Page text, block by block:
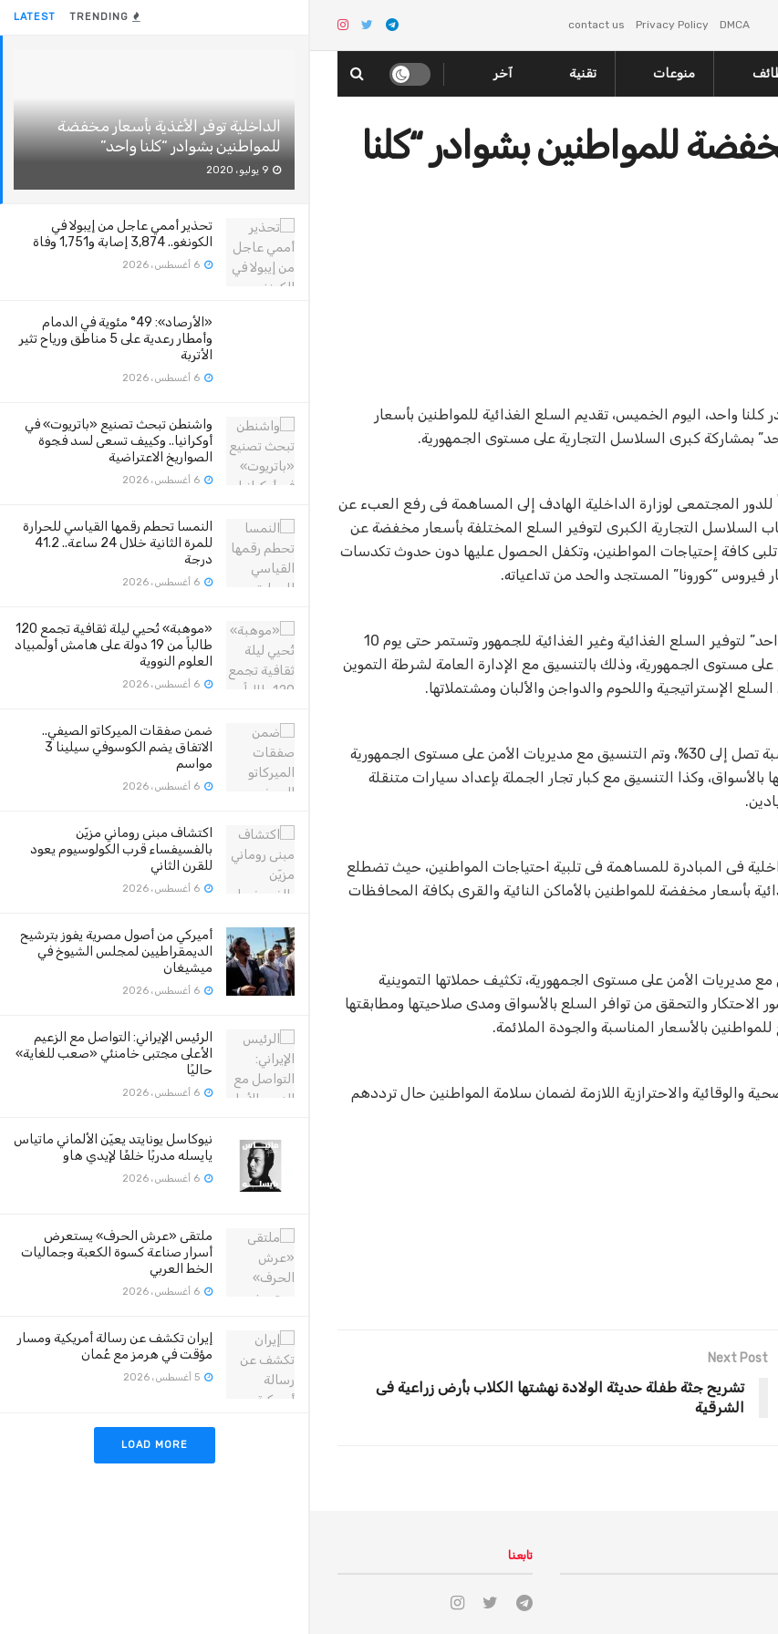
LATEST
الداخلية توفر الأغذية بأسعار مخفضة
للمواطنين بشوادر “كلنا واحد”
تحذير أممي عاجل من إيبولا في
الكونغو.. 3,874 إصابة و1,751 وفاة
«الأرصاد»: 49° مئوية في الدمام
وأمطار رعدية على 5 مناطق ورياح تثير
الأتربة
واشنطن تبحث تصنيع «باتريوت» في
أوكرانيا.. وكييف تسعى لسد فجوة
الصواريخ الاعتراضية
النمسا تحطم رقمها القياسي للحرارة
للمرة الثانية خلال 24 ساعة.. 41.2
درجة
«موهبة» تُحيي ليلة ثقافية تجمع 120
طالباً من 19 دولة على هامش أولمبياد
العلوم النووية
ضمن صفقات الميركاتو الصيفي..
الاتفاق يضم الكوسوفي سيلينا 3
مواسم
اكتشاف مبنى روماني مزيّن
بالفسيفساء قرب الكولوسيوم يعود
للقرن الثاني
أميركي من أصول مصرية يفوز بترشيح
الديمقراطيين لمجلس الشيوخ في
ميشيغان
الرئيس الإيراني: التواصل مع الزعيم
الأعلى مجتبى خامنئي «صعب للغاية»
حاليًا
نيوكاسل يونايتد يعيّن الألماني ماتياس
يايسله مدربًا خلفًا لإيدي هاو
ملتقى «عرش الحرف» يستعرض
أسرار صناعة كسوة الكعبة وجماليات
الخط العربي
إيران تكشف عن رسالة أمريكية ومسار
مؤقت في هرمز مع عُمان
LOAD MORE
DMCA
Privacy Policy
contact us
منوعات تقنية آخر
للمواطنين بشوادر “كلنا
ذكرى ثورة 30 يونيو، واصلت شوادر كلنا واحد، اليوم الخميس، تقديم السلع الغذائية للمواطنين بأسعار
بمشاركة كبرى السلاسل التجارية على مستوى الجمهورية.
للدور المجتمعى لوزارة الداخلية الهادف إلى المساهمة فى رفع العبء عن
التجارية الكبرى لتوفير السلع المختلفة بأسعار مخفضة عن
تلبى كافة إحتياجات المواطنين، وتكفل الحصول عليها دون حدوث تكدسات
فيروس “كورونا” المستجد والحد من تداعياته.
وأطلقت وزارة الداخلية فعاليات المرحلة الثالثة عشر من مبادرة ” كلنا واحد” لتوفير السلع الغذائية وغير الغذائية للجمهور وتستمر حتى يوم 10
بعدد من فروع السلاسل التجارية الكبرى بإجمالى 360 فرع على مستوى الجمهورية، وذلك بالتنسيق مع الإدارة العامة لشرطة التموين
الإستراتيجية واللحوم والدواجن والألبان ومشتملاتها.
ويتم توفير السلع بجودة عالية وأسعار مخفضة عن مثيلاتها بالأسواق بنسبة تصل إلى 30%، وتم التنسيق مع مديريات الأمن على مستوى الجمهورية
وكذا التنسيق مع كبار تجار الجملة بإعداد سيارات متنقلة
.
فى المبادرة للمساهمة فى تلبية احتياجات المواطنين، حيث تضطلع
بأسعار مخفضة للمواطنين بالأماكن النائية والقرى بكافة المحافظات
مديريات الأمن على مستوى الجمهورية، تكثيف حملاتها التموينية
الاحتكار والتحقق من توافر السلع بالأسواق ومدى صلاحيتها ومطابقتها
بالأسعار المناسبة والجودة الملائمة.
والوقائية والاحترازية اللازمة لضمان سلامة المواطنين حال ترددهم
Next Post
تشريح جثة طفلة حديثة الولادة نهشتها الكلاب بأرض زراعية فى
الشرقية
تابعنا